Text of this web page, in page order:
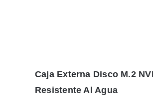
Caja Externa Disco M.2
Resistente Al Agua